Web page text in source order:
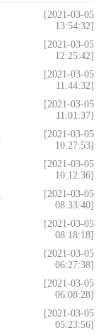
[2021-03-05
13:54:32]
[2021-03-05
12:25:42]
[2021-03-05
11:44:32]
[2021-03-05
11:01:37]
[2021-03-05
10:27:53]
[2021-03-05
10:12:36]
[2021-03-05
08:33:40]
[2021-03-05
08:18:18]
[2021-03-05
06:27:38]
[2021-03-05
06:08:28]
[2021-03-05
05:23:56]